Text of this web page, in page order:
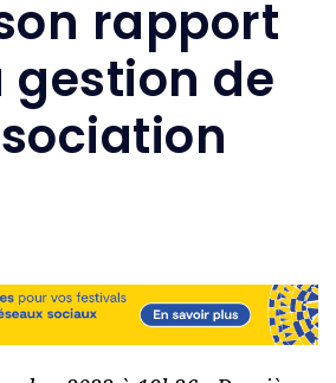
rapport
gestion de